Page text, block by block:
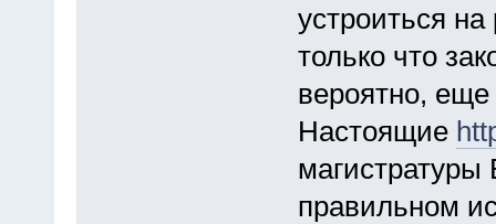
устроиться
только что
вероятно, еще
Настоящие
магистратуры
правильном